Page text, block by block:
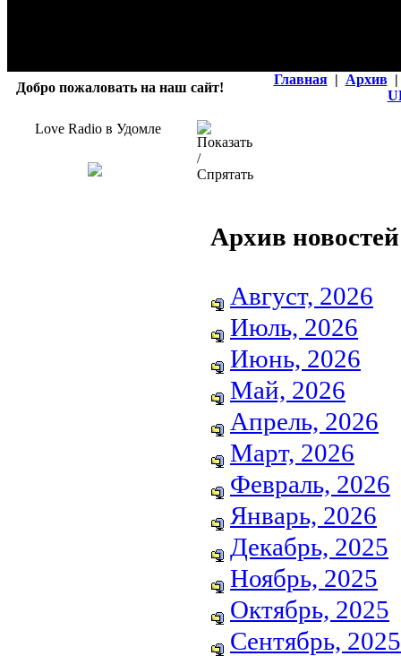
Добро пожаловать на наш сайт!
Главная | Архив |
Love Radio в Удомле
Архив новостей
Август, 2026
Июль, 2026
Июнь, 2026
Май, 2026
Апрель, 2026
Март, 2026
Февраль, 2026
Январь, 2026
Декабрь, 2025
Ноябрь, 2025
Октябрь, 2025
Сентябрь, 2025